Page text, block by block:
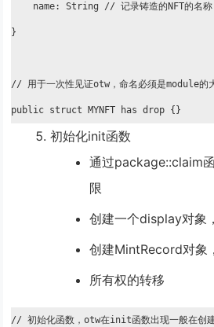
    name: String // 记录铸造的NFT的名称
}
// 用于一次性见证otw，命名必须是module的
public struct MYNFT has drop {}
初始化init函数
通过package::claim
限
创建一个display对象
创建MintRecord对象
所有权的转移
// 初始化函数，otw在init函数出现一般在创